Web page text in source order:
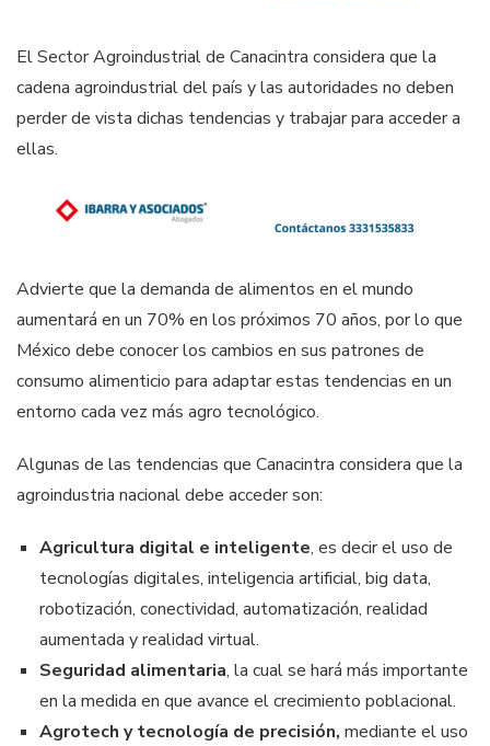
El Sector Agroindustrial de Canacintra considera que la
cadena agroindustrial del país y las autoridades no deben
perder de vista dichas tendencias y trabajar para acceder a
ellas.
Advierte que la demanda de alimentos en el mundo
aumentará en un 70% en los próximos 70 años, por lo que
México debe conocer los cambios en sus patrones de
consumo alimenticio para adaptar estas tendencias en un
entorno cada vez más agro tecnológico.
Algunas de las tendencias que Canacintra considera que la
agroindustria nacional debe acceder son:
Agricultura digital e inteligente, es decir el uso de
tecnologías digitales, inteligencia artificial, big data,
robotización, conectividad, automatización, realidad
aumentada y realidad virtual.
Seguridad alimentaria, la cual se hará más importante
en la medida en que avance el crecimiento poblacional.
Agrotech y tecnología de precisión, mediante el uso